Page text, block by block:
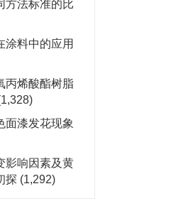
方法标准的比
涂料中的应用
丙烯酸酯树脂
面漆发花现象
影响因素及黄
探 (1,292)